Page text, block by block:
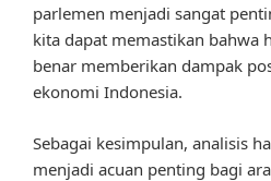
parlemen menjadi sangat
kita dapat memastikan bahwa
benar memberikan dampak
ekonomi Indonesia.
Sebagai kesimpulan, analisis
menjadi acuan penting bagi